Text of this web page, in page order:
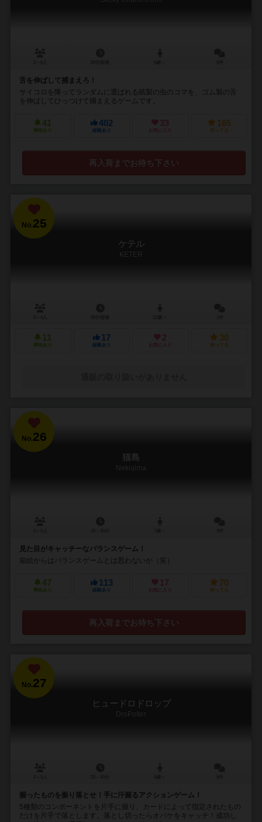
舌を伸ばして捕まえろ！
サイコロを降ってランダムに選ばれる紙製の虫のコマを、ゴム製の舌
を伸ばしてひっつけて捕まえるゲームです。
41
興味あり
402
経験あり
33
お気に入り
165
持ってる
再入荷までお待ち下さい
No.25
ケテル
KETER
11
興味あり
17
経験あり
2
お気に入り
30
持ってる
No.26
猫島
Nekojima
見た目がキャッチーなバランスゲーム！
箱絵からはバランスゲームとは思わないが（笑）
47
興味あり
113
経験あり
17
お気に入り
70
持ってる
再入荷までお待ち下さい
No.27
ヒュードロドロップ
DroPolter
握ったものを振り落とせ！手に汗握るアクションゲーム！
5種類のコンポーネントを片手に握り、カードによって指定されたもの
だけを片手で落とします。落とし切ったらオバケをキャッチ！成功し